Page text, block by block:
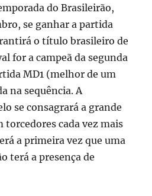
do Brasileirão,
se ganhar a partida
o título brasileiro de
for a campeã da segunda
MD1 (melhor de um
na sequência. A
se consagrará a grande
torcedores cada vez mais
a primeira vez que uma
terá a presença de